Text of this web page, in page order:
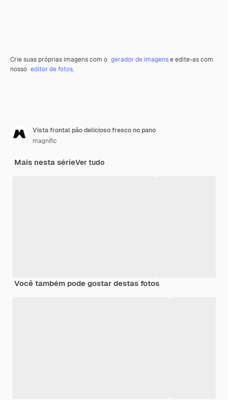
Crie suas próprias imagens com o gerador de imagense edite-as com
nosso editor de fotos.
Vista frontal pão delicioso fresco no pano
magnific
Mais nesta sérieVer tudo
Você também pode gostar destas fotos